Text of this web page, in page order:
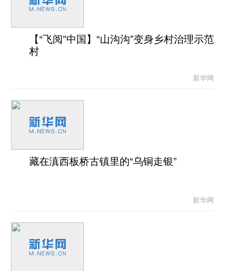
【“飞阅”中国】“山沟沟”变身乡村治理示范
村
新华网
藏在滇西板桥古镇里的“乌铜走银”
新华网